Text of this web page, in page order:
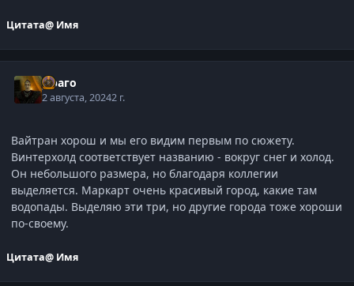
Цитата@ Имя
Драго
2 августа, 20242 г.
Вайтран хорош и мы его видим первым по сюжету.
Винтерхолд соответствует названию - вокруг снег и холод.
Он небольшого размера, но благодаря коллегии
выделяется. Маркарт очень красивый город, какие там
водопады. Выделяю эти три, но другие города тоже хороши
по-своему.
Цитата@ Имя